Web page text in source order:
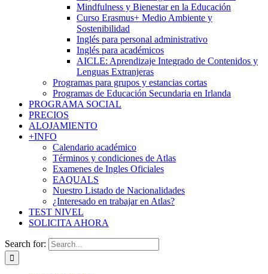
Mindfulness y Bienestar en la Educación
Curso Erasmus+ Medio Ambiente y
Sostenibilidad
Inglés para personal administrativo
Inglés para académicos
AICLE: Aprendizaje Integrado de Contenidos y
Lenguas Extranjeras
Programas para grupos y estancias cortas
Programas de Educación Secundaria en Irlanda
PROGRAMA SOCIAL
PRECIOS
ALOJAMIENTO
+INFO
Calendario académico
Términos y condiciones de Atlas
Examenes de Ingles Oficiales
EAQUALS
Nuestro Listado de Nacionalidades
¿Interesado en trabajar en Atlas?
TEST NIVEL
SOLICITA AHORA
Search for: